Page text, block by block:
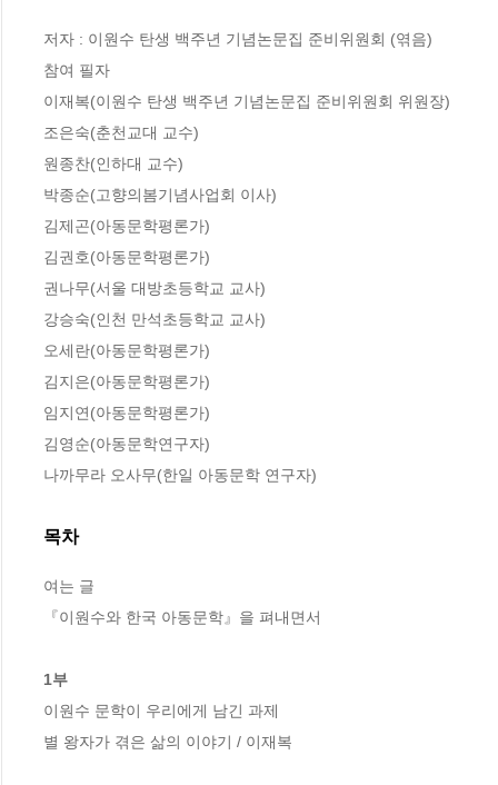
저자 : 이원수 탄생 백주년 기념논문집 준비위원회 (엮음)
참여 필자
이재복(이원수 탄생 백주년 기념논문집 준비위원회 위원장)
조은숙(춘천교대 교수)
원종찬(인하대 교수)
박종순(고향의봄기념사업회 이사)
김제곤(아동문학평론가)
김권호(아동문학평론가)
권나무(서울 대방초등학교 교사)
강승숙(인천 만석초등학교 교사)
오세란(아동문학평론가)
김지은(아동문학평론가)
임지연(아동문학평론가)
김영순(아동문학연구자)
나까무라 오사무(한일 아동문학 연구자)
목차
여는 글
『이원수와 한국 아동문학』을 펴내면서
1부
이원수 문학이 우리에게 남긴 과제
별 왕자가 겪은 삶의 이야기 / 이재복